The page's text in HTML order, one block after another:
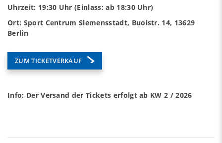
Uhrzeit: 19:30 Uhr (Einlass: ab 18:30 Uhr)
Ort: Sport Centrum Siemensstadt, Buolstr. 14, 13629
Berlin
ZUM TICKETVERKAUF
Info: Der Versand der Tickets erfolgt ab KW 2 / 2026